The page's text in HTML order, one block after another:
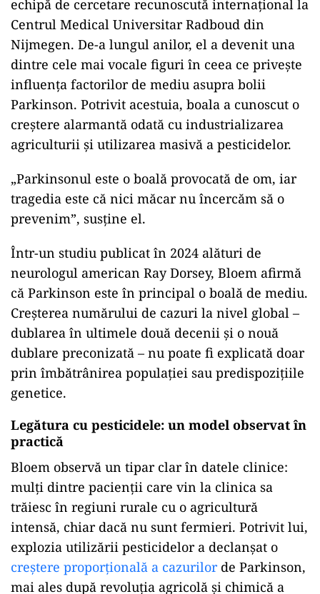
echipă de cercetare recunoscută internațional la
Centrul Medical Universitar Radboud din
Nijmegen. De-a lungul anilor, el a devenit una
dintre cele mai vocale figuri în ceea ce privește
influența factorilor de mediu asupra bolii
Parkinson. Potrivit acestuia, boala a cunoscut o
creștere alarmantă odată cu industrializarea
agriculturii și utilizarea masivă a pesticidelor.
„Parkinsonul este o boală provocată de om, iar
tragedia este că nici măcar nu încercăm să o
prevenim”, susține el.
Într-un studiu publicat în 2024 alături de
neurologul american Ray Dorsey, Bloem afirmă
că Parkinson este în principal o boală de mediu.
Creșterea numărului de cazuri la nivel global –
dublarea în ultimele două decenii și o nouă
dublare preconizată – nu poate fi explicată doar
prin îmbătrânirea populației sau predispozițiile
genetice.
Legătura cu pesticidele: un model observat în
practică
Bloem observă un tipar clar în datele clinice:
mulți dintre pacienții care vin la clinica sa
trăiesc în regiuni rurale cu o agricultură
intensă, chiar dacă nu sunt fermieri. Potrivit lui,
explozia utilizării pesticidelor a declanșat o
creștere proporțională a cazurilorde Parkinson,
mai ales după revoluția agricolă și chimică a